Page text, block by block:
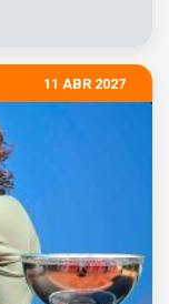
11 ABR 2027